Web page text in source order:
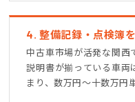
4. 整備記録・点検簿
中古車市場が活発な関西
説明書が揃っている車両
まり、数万円〜十数万円